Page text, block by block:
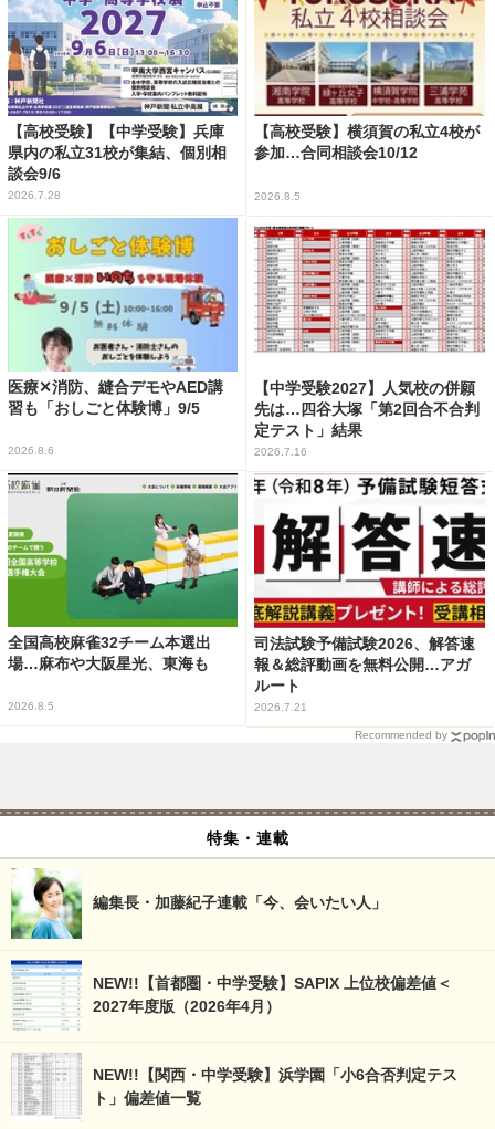
【高校受験】【中学受験】兵庫
県内の私立31校が集結、個別相
談会9/6
2026.7.28
【高校受験】横須賀の私立4校が
参加…合同相談会10/12
2026.8.5
医療✕消防、縫合デモやAED講
習も「おしごと体験博」9/5
2026.8.6
【中学受験2027】人気校の併願
先は…四谷大塚「第2回合不合判
定テスト」結果
2026.7.16
全国高校麻雀32チーム本選出
場…麻布や大阪星光、東海も
2026.8.5
司法試験予備試験2026、解答速
報＆総評動画を無料公開…アガ
ルート
2026.7.21
Recommended by
特集・連載
編集長・加藤紀子連載「今、会いたい人」
NEW!!【首都圏・中学受験】SAPIX 上位校偏差値＜
2027年度版（2026年4月）
NEW!!【関西・中学受験】浜学園「小6合否判定テス
ト」偏差値一覧